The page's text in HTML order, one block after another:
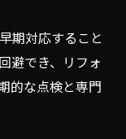
期対応すること
避でき、リフォ
的な点検と専門